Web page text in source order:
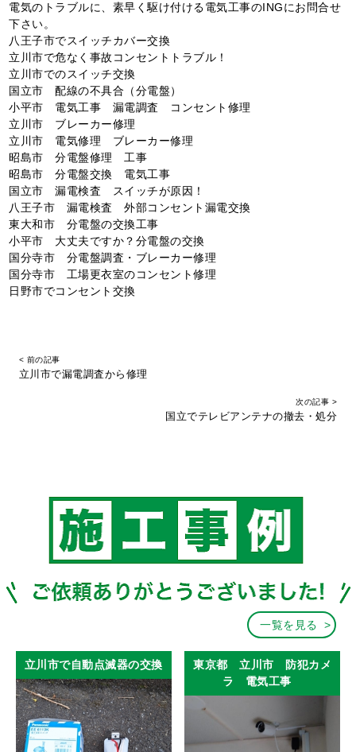
電気のトラブルに、素早く駆け付ける電気工事のINGにお問合せ
下さい。
八王子市でスイッチカバー交換
立川市で危なく事故コンセントトラブル！
立川市でのスイッチ交換
国立市 配線の不具合（分電盤）
小平市 電気工事 漏電調査 コンセント修理
立川市 ブレーカー修理
立川市 電気修理 ブレーカー修理
昭島市 分電盤修理 工事
昭島市 分電盤交換 電気工事
国立市 漏電検査 スイッチが原因！
八王子市 漏電検査 外部コンセント漏電交換
東大和市 分電盤の交換工事
小平市 大丈夫ですか？分電盤の交換
国分寺市 分電盤調査・ブレーカー修理
国分寺市 工場更衣室のコンセント修理
日野市でコンセント交換
< 前の記事
立川市で漏電調査から修理
次の記事 >
国立でテレビアンテナの撤去・処分
一覧を見る
立川市で自動点滅器の交換
東京都 立川市 防犯カメ
ラ 電気工事